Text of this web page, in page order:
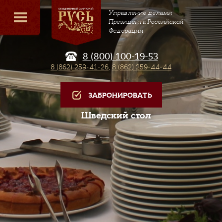
Управление делами
Президента Российской
Федерации
8 (800) 100-19-53
8 (862) 259-41-26,8 (862) 259-44-44
ЗАБРОНИРОВАТЬ
Шведский стол